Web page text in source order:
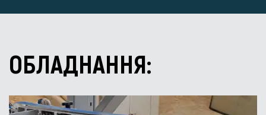
ОБЛАДНАННЯ: